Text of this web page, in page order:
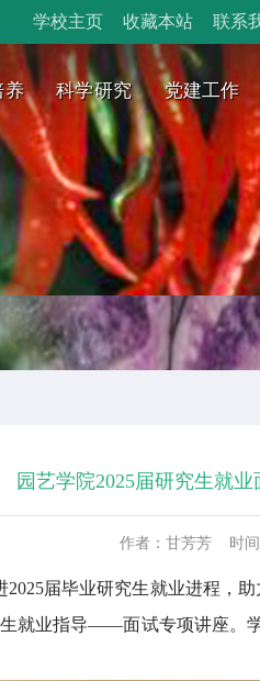
学校主页 收藏本站 联系
养 科学研究 党建工作
园艺学院2025届研究生就
作者： 甘芳芳 时间
届毕业研究生就业进程，
就业指导——面试专项讲座。